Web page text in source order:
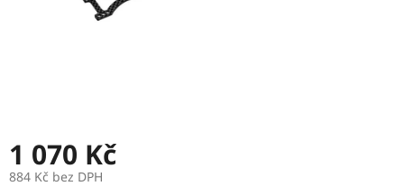
1 070 Kč
884 Kč bez DPH